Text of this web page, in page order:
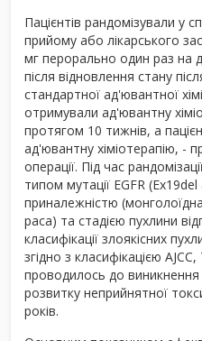
Пацієнтів рандомізували у
прийому або лікарського
мг перорально один раз на
після відновлення стану
стандартної ад'ювантної
отримували ад'ювантну
протягом 10 тижнів, а
ад'ювантну хіміотерапію, -
операції. Під час
типом мутації EGFR
приналежністю
раса) та стадією пухлини
класифікації злоякісних
згідно з класифікацією
проводилось до
розвитку неприйнятної
років.